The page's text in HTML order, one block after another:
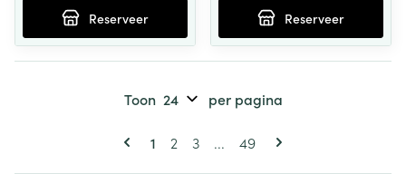
Reserveer Reserveer
Pagina's
U lees momenteel pagina
1 Pagina
2 Pagina
3 ... Pagina
49
Toon per pagina